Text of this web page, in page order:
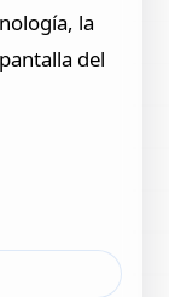
la
del